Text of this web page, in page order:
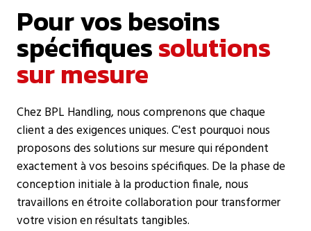
Pour vos besoins
spécifiquessolutions
sur mesure
Chez BPL Handling, nous comprenons que chaque
client a des exigences uniques. C'est pourquoi nous
proposons des solutions sur mesure qui répondent
exactement à vos besoins spécifiques. De la phase de
conception initiale à la production finale, nous
travaillons en étroite collaboration pour transformer
votre vision en résultats tangibles.